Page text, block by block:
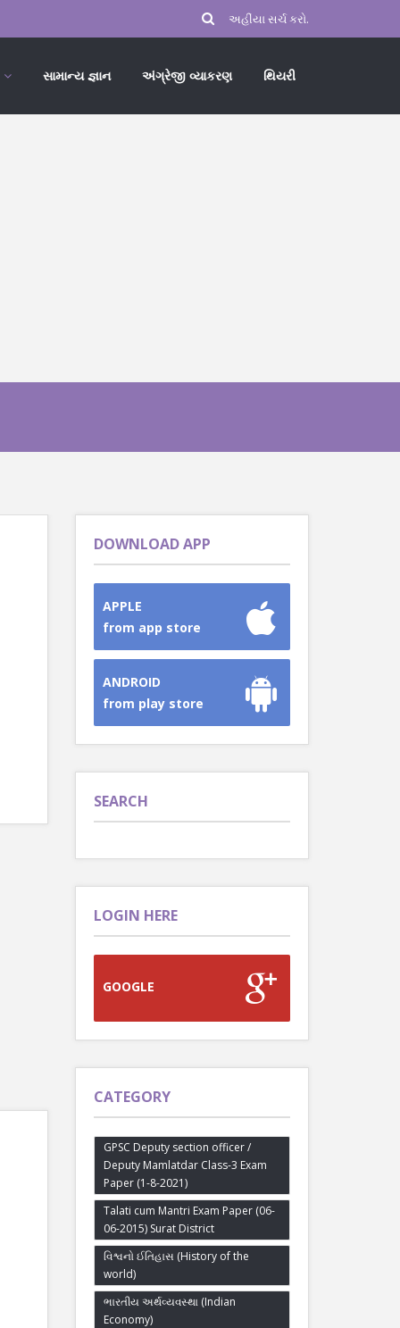
સામાન્ય જ્ઞાન અંગ્રેજી વ્યાકરણ થિયરી
DOWNLOAD APP
APPLE
from app store
ANDROID
from play store
SEARCH
LOGIN HERE
GOOGLE
CATEGORY
GPSC Deputy section officer /
Deputy Mamlatdar Class-3 Exam
Paper (1-8-2021)
Talati cum Mantri Exam Paper (06-
06-2015) Surat District
વિશ્વનો ઈતિહાસ (History of the
world)
ભારતીય અર્થવ્યવસ્થા (Indian
Economy)